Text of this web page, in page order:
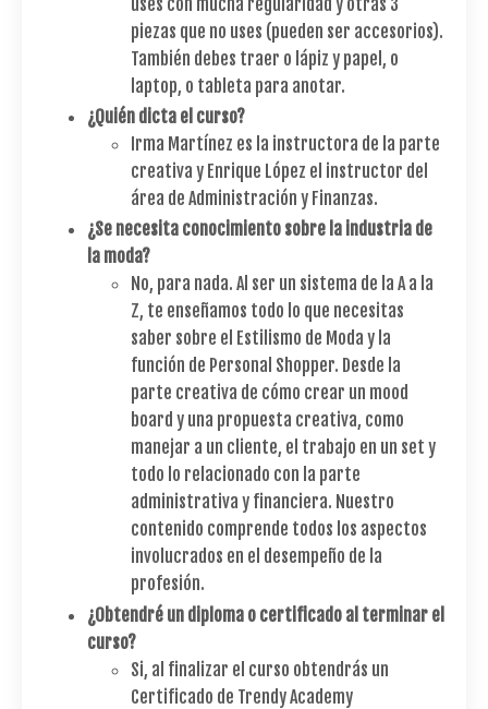
piezas que no uses (pueden ser accesorios).
También debes traer o lápiz y papel, o
laptop, o tableta para anotar.
¿Quién dicta el curso?
Irma Martínez es la instructora de la parte
creativa y Enrique López el instructor del
área de Administración y Finanzas.
¿Se necesita conocimiento sobre la industria de
la moda?
No, para nada. Al ser un sistema de la A a la
Z, te enseñamos todo lo que necesitas
saber sobre el Estilismo de Moda y la
función de Personal Shopper. Desde la
parte creativa de cómo crear un mood
board y una propuesta creativa, como
manejar a un cliente, el trabajo en un set y
todo lo relacionado con la parte
administrativa y financiera. Nuestro
contenido comprende todos los aspectos
involucrados en el desempeño de la
profesión.
¿Obtendré un diploma o certificado al terminar el
curso?
Si, al finalizar el curso obtendrás un
Certificado de Trendy Academy